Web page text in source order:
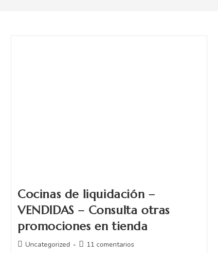
Cocinas de liquidación –
VENDIDAS – Consulta otras
promociones en tienda
Uncategorized 11 comentarios